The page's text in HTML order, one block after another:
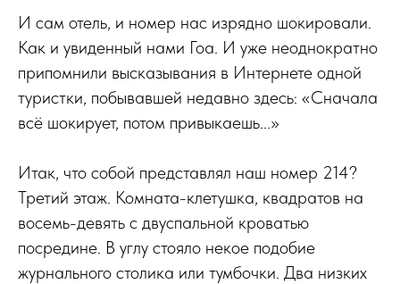
И сам отель, и номер нас изрядно шокировали.
Как и увиденный нами Гоа. И уже неоднократно
припомнили высказывания в Интернете одной
туристки, побывавшей недавно здесь: «Сначала
всё шокирует, потом привыкаешь...»
Итак, что собой представлял наш номер 214?
Третий этаж. Комната-клетушка, квадратов на
восемь-девять с двуспальной кроватью
посредине. В углу стояло некое подобие
журнального столика или тумбочки. Два низких